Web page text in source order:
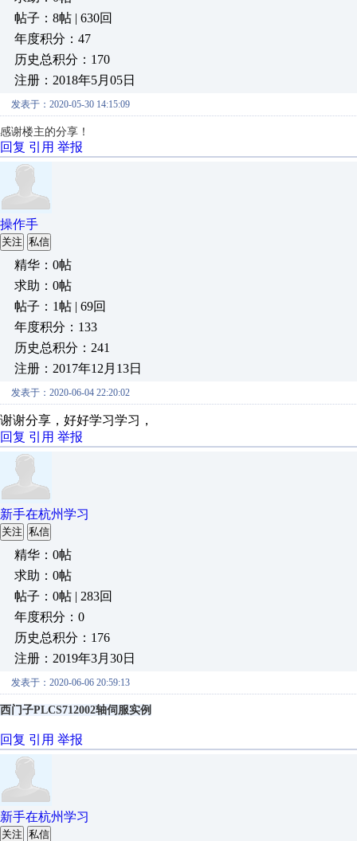
帖子：8帖 | 630回
年度积分：47
历史总积分：170
注册：2018年5月05日
发表于：2020-05-30 14:15:09
感谢楼主的分享！
回复 引用 举报
操作手
关注 私信
精华：0帖
求助：0帖
帖子：1帖 | 69回
年度积分：133
历史总积分：241
注册：2017年12月13日
发表于：2020-06-04 22:20:02
谢谢分享，好好学习学习，
回复 引用 举报
新手在杭州学习
关注 私信
精华：0帖
求助：0帖
帖子：0帖 | 283回
年度积分：0
历史总积分：176
注册：2019年3月30日
发表于：2020-06-06 20:59:13
西门子PLCS712002轴伺服实例
回复 引用 举报
新手在杭州学习
关注 私信